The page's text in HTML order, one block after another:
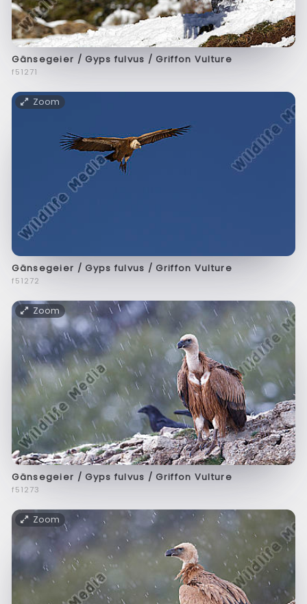
Gänsegeier / Gyps fulvus / Griffon Vulture
f51271
Zoom
Gänsegeier / Gyps fulvus / Griffon Vulture
f51272
Zoom
Gänsegeier / Gyps fulvus / Griffon Vulture
f51273
Zoom